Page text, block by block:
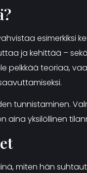
esimerkiksi
ja kehittää –
pelkkää teoriaa,
tunnistaminen.
yksilöllinen
miten hän